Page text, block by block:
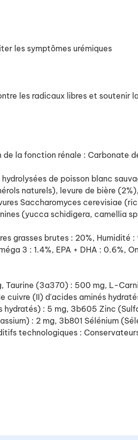
les symptômes urémiques
les radicaux libres et soutenir
la fonction rénale : Carbonate
de poisson blanc
naturels), levure de bière
Saccharomyces cerevisiae
(yucca schidigera, camellia
grasses brutes : 20%, Humidité
3 : 1.4%, EPA + DHA : 0.6%,
Taurine (3a370) : 500 mg, L-
(II) d'acides aminés
: 5 mg, 3b605 Zinc
: 2 mg, 3b801 Sélénium
technologiques :